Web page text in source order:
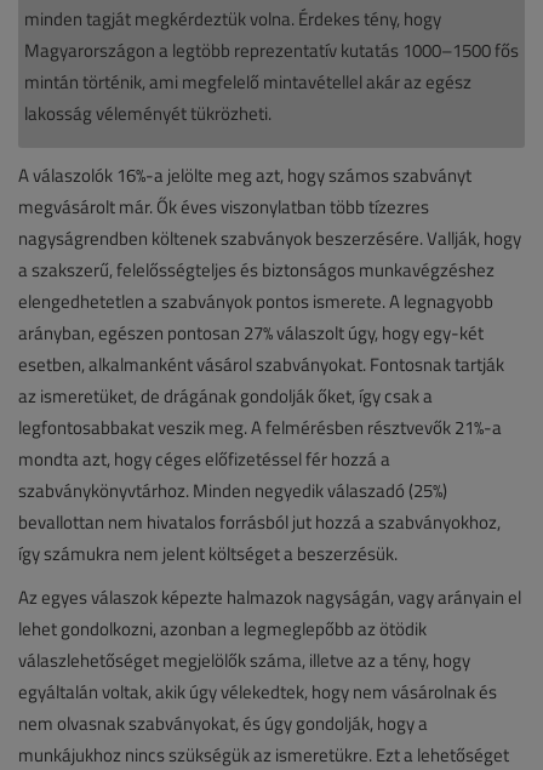
minden tagját megkérdeztük volna. Érdekes tény, hogy
Magyarországon a legtöbb reprezentatív kutatás 1000–1500 fős
mintán történik, ami megfelelő mintavétellel akár az egész
lakosság véleményét tükrözheti.
A válaszolók 16%-a jelölte meg azt, hogy számos szabványt
megvásárolt már. Ők éves viszonylatban több tízezres
nagyságrendben költenek szabványok beszerzésére. Vallják, hogy
a szakszerű, felelősségteljes és biztonságos munkavégzéshez
elengedhetetlen a szabványok pontos ismerete. A legnagyobb
arányban, egészen pontosan 27% válaszolt úgy, hogy egy-két
esetben, alkalmanként vásárol szabványokat. Fontosnak tartják
az ismeretüket, de drágának gondolják őket, így csak a
legfontosabbakat veszik meg. A felmérésben résztvevők 21%-a
mondta azt, hogy céges előfizetéssel fér hozzá a
szabványkönyvtárhoz. Minden negyedik válaszadó (25%)
bevallottan nem hivatalos forrásból jut hozzá a szabványokhoz,
így számukra nem jelent költséget a beszerzésük.
Az egyes válaszok képezte halmazok nagyságán, vagy arányain el
lehet gondolkozni, azonban a legmeglepőbb az ötödik
válaszlehetőséget megjelölők száma, illetve az a tény, hogy
egyáltalán voltak, akik úgy vélekedtek, hogy nem vásárolnak és
nem olvasnak szabványokat, és úgy gondolják, hogy a
munkájukhoz nincs szükségük az ismeretükre. Ezt a lehetőséget